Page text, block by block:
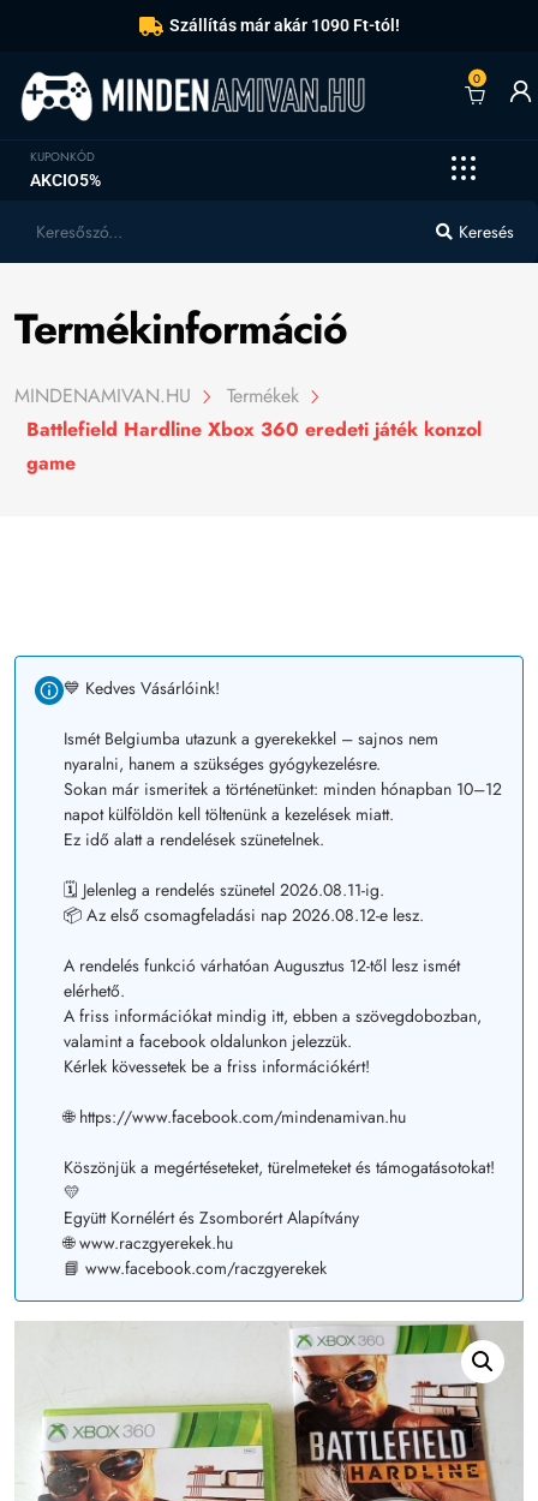
Szállítás már akár 1090 Ft-tól!
0
KUPONKÓD
AKCIO5%
Keresés
Termékinformáció
MINDENAMIVAN.HU
Termékek
Battlefield Hardline Xbox 360 eredeti játék konzol
game
💙 Kedves Vásárlóink!
Ismét Belgiumba utazunk a gyerekekkel – sajnos nem
nyaralni, hanem a szükséges gyógykezelésre.
Sokan már ismeritek a történetünket: minden hónapban 10–12
napot külföldön kell töltenünk a kezelések miatt.
Ez idő alatt a rendelések szünetelnek.
🗓️ Jelenleg a rendelés szünetel 2026.08.11-ig.
📦 Az első csomagfeladási nap 2026.08.12-e lesz.
A rendelés funkció várhatóan Augusztus 12-től lesz ismét
elérhető.
A friss információkat mindig itt, ebben a szövegdobozban,
valamint a facebook oldalunkon jelezzük.
Kérlek kövessetek be a friss információkért!
🌐 https://www.facebook.com/mindenamivan.hu
Köszönjük a megértéseteket, türelmeteket és támogatásotokat!
💛
Együtt Kornélért és Zsomborért Alapítvány
🌐 www.raczgyerekek.hu
📘 www.facebook.com/raczgyerekek